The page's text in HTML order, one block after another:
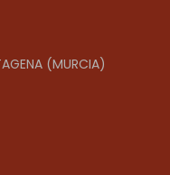
(MURCIA)